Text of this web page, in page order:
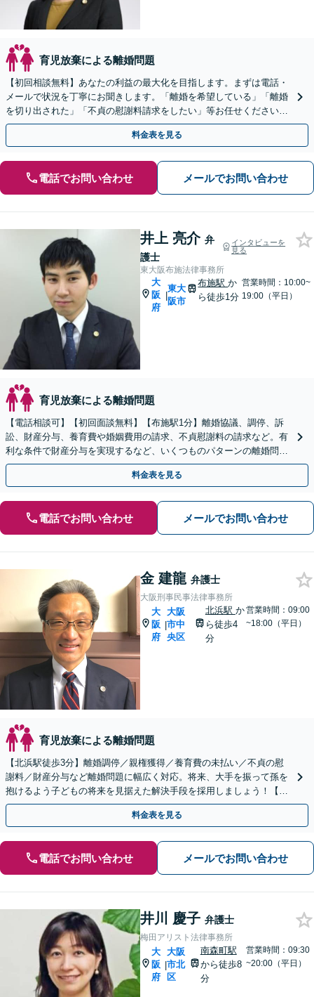
育児放棄による離婚問題
【初回相談無料】あなたの利益の最大化を目指します。まずは電話・
メールで状況を丁寧にお聞きします。「離婚を希望している」「離婚
を切り出された」「不貞の慰謝料請求をしたい」等お任せください。
【リーズナブルな料金設定】
料金表を見る
電話でお問い合わせ メールでお問い合わせ
井上 亮介 弁
護士
インタビューを
見る
東大阪布施法律事務所
大
阪
府
|
東大
阪市
布施駅か
ら徒歩1分
営業時間：10:00~
19:00（平日）
育児放棄による離婚問題
【電話相談可】【初回面談無料】【布施駅1分】離婚協議、調停、訴
訟、財産分与、養育費や婚姻費用の請求、不貞慰謝料の請求など。有
利な条件で財産分与を実現するなど、いくつものパターンの離婚問題
を解決してきた経験を活かし、より良い解決の実現を
料金表を見る
電話でお問い合わせ メールでお問い合わせ
金 建龍 弁護士
大阪刑事民事法律事務所
大
阪
府
|
大阪
市中
央区
北浜駅 か
ら徒歩4
分
営業時間：09:00
~18:00（平日）
育児放棄による離婚問題
【北浜駅徒歩3分】離婚調停／親権獲得／養育費の未払い／不貞の慰
謝料／財産分与など離婚問題に幅広く対応。将来、大手を振って孫を
抱けるよう子どもの将来を見据えた解決手段を採用しましょう！【初
回相談無料】
料金表を見る
電話でお問い合わせ メールでお問い合わせ
井川 慶子 弁護士
梅田アリスト法律事務所
大
阪
府
|
大阪
市北
区
南森町駅
から徒歩8
分
営業時間：09:30
~20:00（平日）